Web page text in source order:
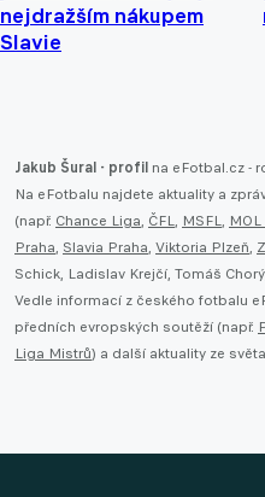
nejdražším nákupem
Slavie
Jakub Šural - profil na eFotbal.cz -
Na eFotbalu najdete aktuality a
(např. Chance Liga, ČFL, MSFL,
Praha, Slavia Praha, Viktoria Plzeň,
Schick, Ladislav Krejčí, Tomáš
Vedle informací z českého fotbalu
předních evropských soutěží (např.
Liga Mistrů) a další aktuality ze